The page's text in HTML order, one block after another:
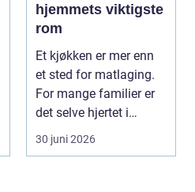
hjemmets viktigste
rom
Et kjøkken er mer enn
et sted for matlaging.
For mange familier er
det selve hjertet i
boligen, romm...
30 juni 2026